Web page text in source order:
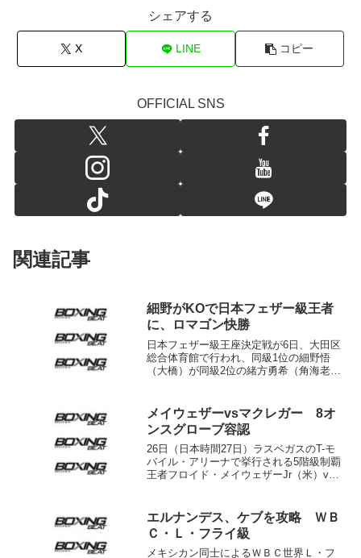
シェアする
X LINE コピー
OFFICIAL SNS
関連記事
細野がKOで日本フェザー級王者
に、ロマゴン快勝
日本フェザー級王座決定戦が6日、大田区
総合体育館で行われ、同級1位の細野悟
（大橋）が同級2位の緒方勇希（角海老宝
目のベルト獲得。 3度の世界挑戦経験
がある細...
メイウェザーvsマクレガー 8オ
ンスグローブ容認
26日（日本時間27日）ラスベガスのT-モ
バイル・アリーナで挙行される5階級制覇
王者フロイド・メイウェザーJr（米）vs
戦まであと10日となり、試合は8オンスの
グロー...
エルナンデス、ケブを攻略 ＷＢ
Ｃ・Ｌ・フライ級
メキシカン同士によるＷＢＣ世界Ｌ・フ